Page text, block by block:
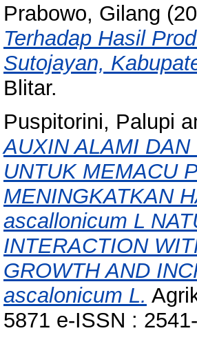
Prabowo, Gilang
Terhadap Hasil
Sutojayan,
Blitar.
Puspitorini, Palupi
AUXIN ALAMI
UNTUK MEMACU
MENINGKATKAN
ascallonicum L
INTERACTION
GROWTH AND
ascalonicum L.
5871 e-ISSN :